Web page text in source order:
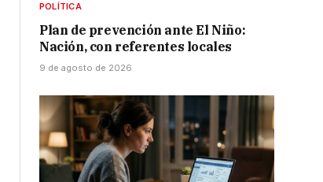
POLÍTICA
Plan de prevención ante El Niño:
Nación, con referentes locales
9 de agosto de 2026